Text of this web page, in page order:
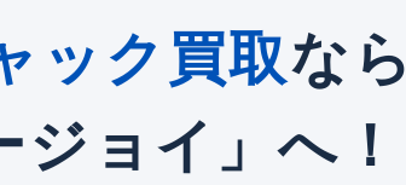
ック買取なら
ョイ」へ！